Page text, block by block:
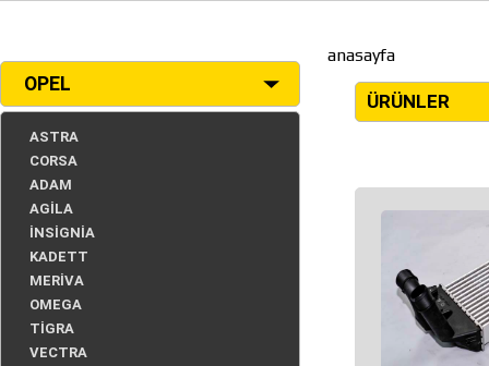
OPEL
ASTRA
CORSA
ADAM
AGİLA
İNSİGNİA
KADETT
MERİVA
OMEGA
TİGRA
VECTRA
anasayfa
ÜRÜNLER